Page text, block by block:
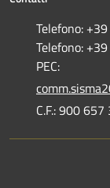
Telefono:
Telefono:
PEC:
C.F.: 900